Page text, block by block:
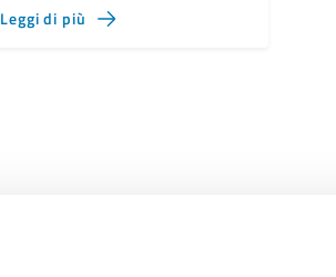
Leggi di più